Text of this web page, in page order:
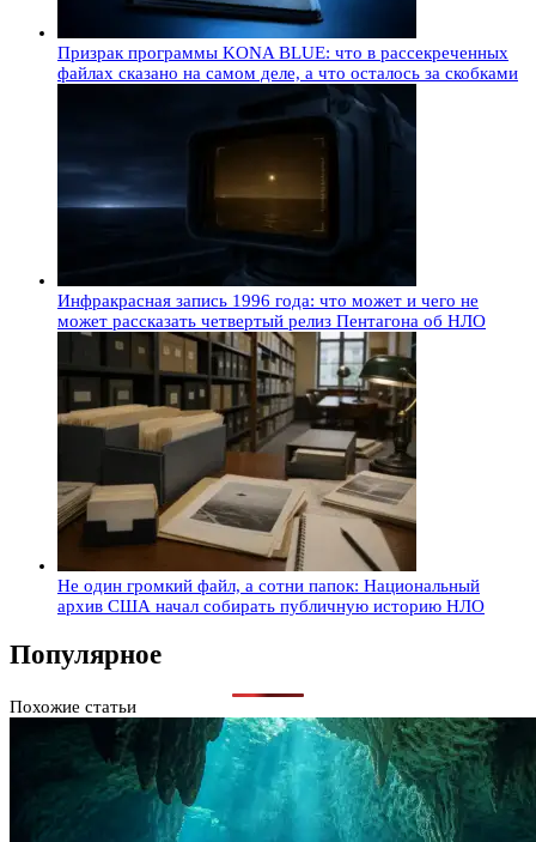
Призрак программы KONA BLUE: что в рассекреченных
файлах сказано на самом деле, а что осталось за скобками
Инфракрасная запись 1996 года: что может и чего не
может рассказать четвертый релиз Пентагона об НЛО
Не один громкий файл, а сотни папок: Национальный
архив США начал собирать публичную историю НЛО
Популярное
Похожие статьи